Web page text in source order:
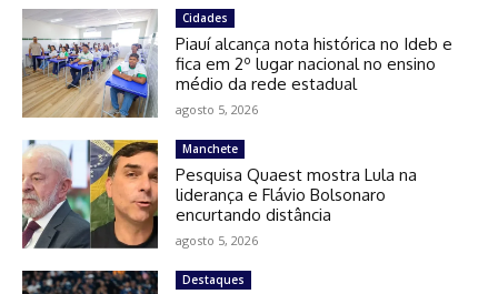
Cidades
Piauí alcança nota histórica no Ideb e
fica em 2º lugar nacional no ensino
médio da rede estadual
agosto 5, 2026
Manchete
Pesquisa Quaest mostra Lula na
liderança e Flávio Bolsonaro
encurtando distância
agosto 5, 2026
Destaques